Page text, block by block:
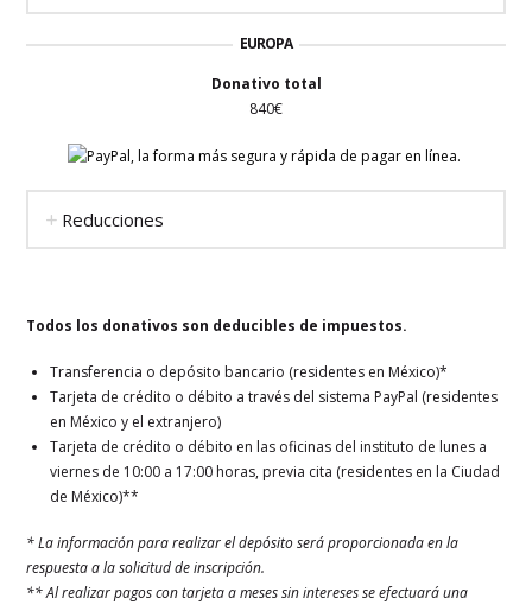
EUROPA
Donativo total
840€
Reducciones
Todos los donativos son deducibles de impuestos.
Transferencia o depósito bancario (residentes en México)*
Tarjeta de crédito o débito a través del sistema PayPal (residentes
en México y el extranjero)
Tarjeta de crédito o débito en las oficinas del instituto de lunes a
viernes de 10:00 a 17:00 horas, previa cita (residentes en la Ciudad
de México)**
* La información para realizar el depósito será proporcionada en la
respuesta a la solicitud de inscripción.
** Al realizar pagos con tarjeta a meses sin intereses se efectuará una